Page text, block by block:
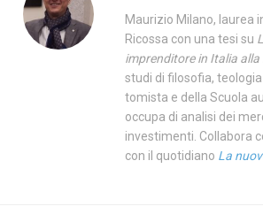
Maurizio Milano, laurea
Ricossa con una tesi su
imprenditore in Italia
studi di filosofia,
tomista e della Scuola
occupa di analisi dei
investimenti. Collabora
con il quotidiano La